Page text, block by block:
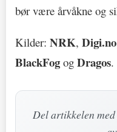
bør være årvåkne og
Kilder: NRK, Digi.no
BlackFog og Dragos.
Del artikkelen